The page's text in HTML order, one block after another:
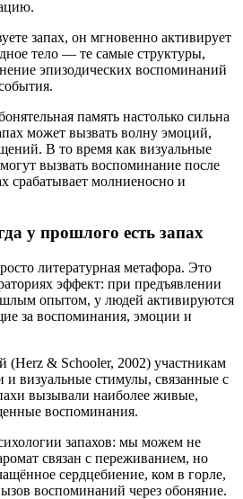
запах, он мгновенно активирует
тело — те самые структуры,
эпизодических воспоминаний
память настолько сильна
может вызвать волну эмоций,
В то время как визуальные
вызвать воспоминание после
срабатывает молниеносно и
у прошлого есть запах
литературная метафора. Это
эффект: при предъявлении
опытом, у людей активируются
за воспоминания, эмоции и
(Herz & Schooler, 2002) участникам
и визуальные стимулы, связанные с
вызывали наиболее живые,
воспоминания.
запахов: мы можем не
связан с переживанием, но
сердцебиение, ком в горле,
воспоминаний через обоняние.